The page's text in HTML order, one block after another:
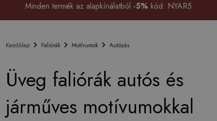
Minden termék az alapkínálatból -5% kód: NYAR5
Kezdőlap Faliórák Motívumok Autózás
Üveg faliórák autós és
járműves motívumokkal